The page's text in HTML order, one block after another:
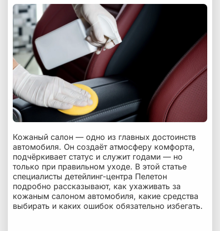
Кожаный салон — одно из главных достоинств
автомобиля. Он создаёт атмосферу комфорта,
подчёркивает статус и служит годами — но
только при правильном уходе. В этой статье
специалисты детейлинг-центра Пелетон
подробно рассказывают, как ухаживать за
кожаным салоном автомобиля, какие средства
выбирать и каких ошибок обязательно избегать.
ошибки
Сезонный уход за кожей в авто: что меняется
Профессиональный уход за кожаным салоном
в детейлинг-центре Пелетон
Как часто нужен уход за кожаным салоном
авто: ориентировочный график
Итог: что нужно запомнить об уходе за кожей
автомобиля